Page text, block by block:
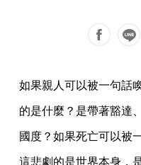
如果親人可以被一句話
的是什麼？是帶著豁達
國度？如果死亡可以被
這悲劇的是世界本身，